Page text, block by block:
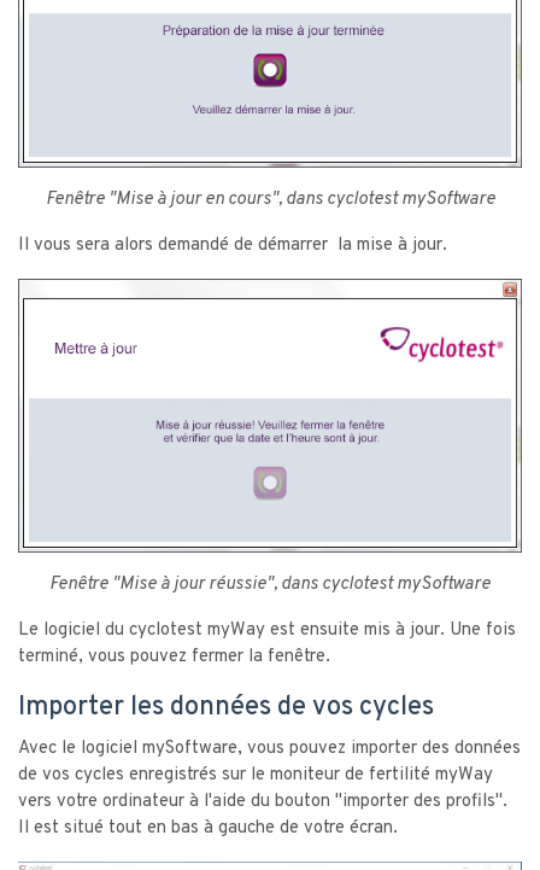
Fenêtre "Mise à jour en cours", dans cyclotest mySoftware
Il vous sera alors demandé de démarrer la mise à jour.
Fenêtre "Mise à jour réussie", dans cyclotest mySoftware
Le logiciel du cyclotest myWay est ensuite mis à jour. Une fois
terminé, vous pouvez fermer la fenêtre.
Importer les données de vos cycles
Avec le logiciel mySoftware, vous pouvez importer des données
de vos cycles enregistrés sur le moniteur de fertilité myWay
vers votre ordinateur à l'aide du bouton "importer des profils".
Il est situé tout en bas à gauche de votre écran.